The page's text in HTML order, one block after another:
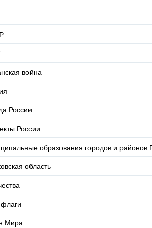
война
России
России
образования городов и районов
область
Мира